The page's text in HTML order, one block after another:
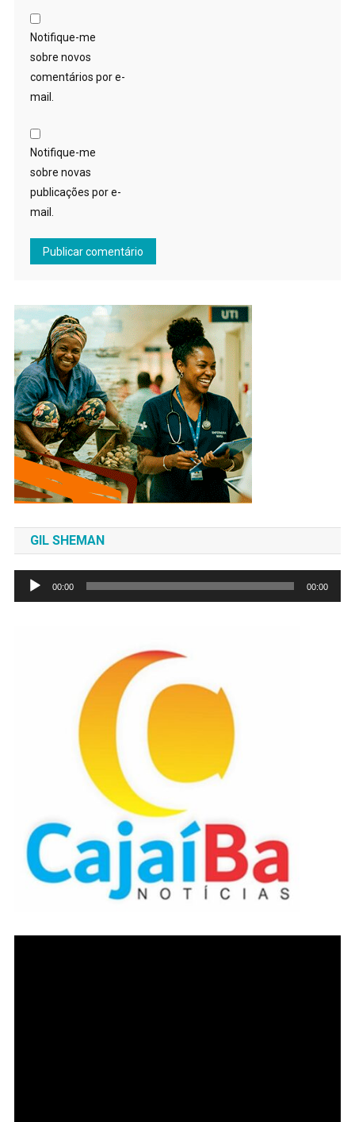
Notifique-me
sobre novos
comentários por e-
mail.
Notifique-me
sobre novas
publicações por e-
mail.
GIL SHEMAN
Tocador
00:00 00:00